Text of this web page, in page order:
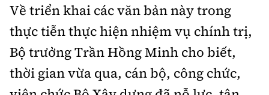
Về triển khai các văn bản này trong
thực tiễn thực hiện nhiệm vụ chính trị,
Bộ trưởng Trần Hồng Minh cho biết,
thời gian vừa qua, cán bộ, công chức,